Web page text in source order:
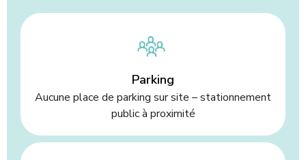
Parking
Aucune place de parking sur site – stationnement
public à proximité